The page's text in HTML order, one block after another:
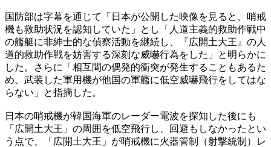
国防部は字幕を通じて「日本が公開した映像を見ると、哨戒
機も救助状況を認知していた」とし「人道主義的救助作戦中
の艦艇に非紳士的な偵察活動を継続し、『広開土大王』の人
道的救助作戦を妨害する深刻な威嚇行為をした」と明らかに
した。さらに「相互間の偶発的衝突が発生することもあるた
め、武装した軍用機が他国の軍艦に低空威嚇飛行をしてはな
らない」と指摘した。
日本の哨戒機が韓国海軍のレーダー電波を探知した後にも
「広開土大王」の周囲を低空飛行し、回避もしなかったとい
う点で、「広開土大王」が哨戒機に火器管制（射撃統制）レ